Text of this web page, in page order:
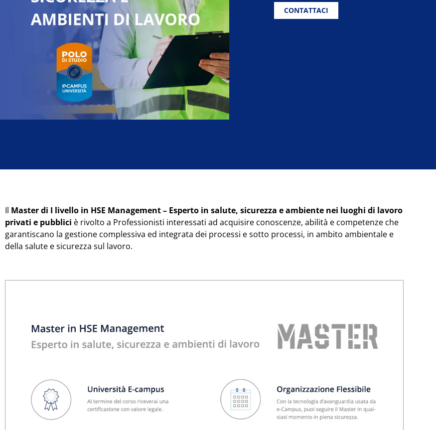
originale
era:
CONTATTACI
Il Master di I livello in HSE Management – Esperto in salute, sicurezza e ambiente nei luoghi di lavoro
privati e pubblici è rivolto a Professionisti interessati ad acquisire conoscenze, abilità e competenze che
garantiscano la gestione complessiva ed integrata dei processi e sotto processi, in ambito ambientale e
della salute e sicurezza sul lavoro.